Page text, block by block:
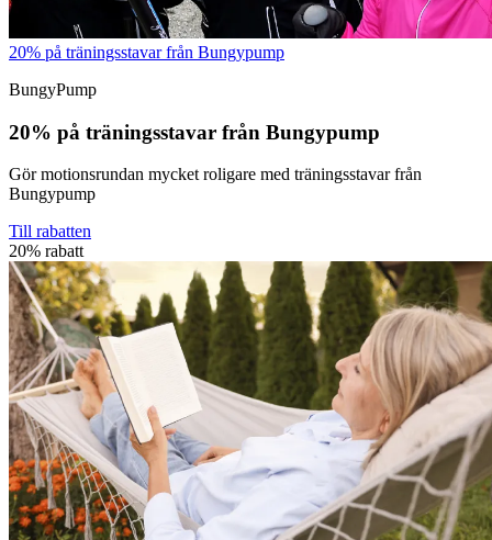
20% på träningsstavar från Bungypump
BungyPump
20% på träningsstavar från Bungypump
Gör motionsrundan mycket roligare med träningsstavar från
Bungypump
Till rabatten
20% rabatt